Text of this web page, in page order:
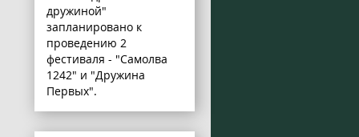
дружиной"
запланировано к
проведению 2
фестиваля - "Самолва
1242" и "Дружина
Первых".